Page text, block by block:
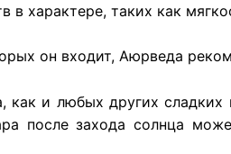
характере, таких как
он входит, Аюрведа
и любых других
после захода солнца